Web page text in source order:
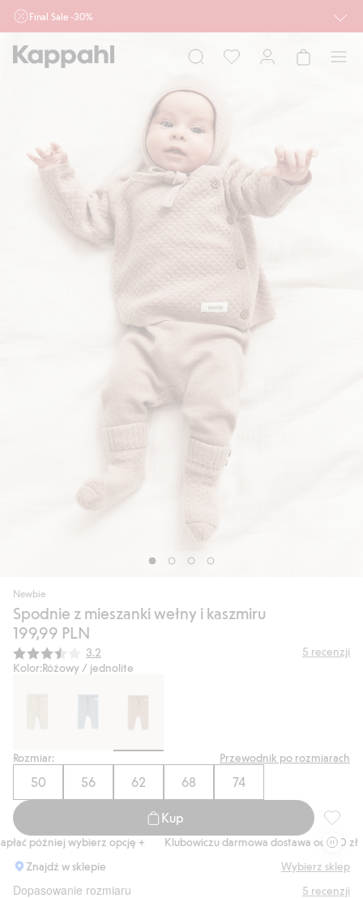
Final Sale -30%
działu outlet do 10.8 w sklepach Kappahl i Newbie oraz na kappahl.com. Ofert
nie łączymy
Dziecko
Newbie
Spodnie z mieszanki wełny i kaszmiru
199,99 PLN
Średnia ocena:
3.2 5 recenzji
Kolor:Różowy / jednolite
Rozmiar: Przewodnik po rozmiarach
50 56 62 68 74
Kup
później wybierz opcję + Klubowiczu darmowa dostawa od 150 zł
Znajdź w sklepie
Wybierz sklep
Dopasowanie rozmiaru 5 recenzji